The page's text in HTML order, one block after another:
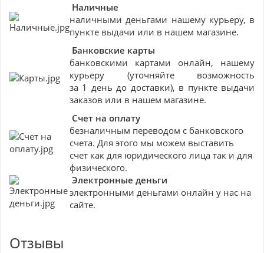
Наличные
наличными деньгами нашему курьеру, в
пункте выдачи или в нашем магазине.
Банковские карты
банковскими картами онлайн, нашему
курьеру (уточняйте возможность
за 1 день до доставки), в пункте выдачи
заказов или в нашем магазине.
Счет на оплату
безналичным переводом с банковского
счета. Для этого мы можем выставить
счет как для юридического лица так и для
физического.
Электронные деньги
электронными деньгами онлайн у нас на
сайте.
Отзывы